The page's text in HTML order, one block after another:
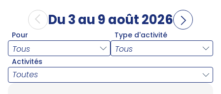
Du 3 au 9 août 2026
Pour Type d'activité
Activités
Toutes